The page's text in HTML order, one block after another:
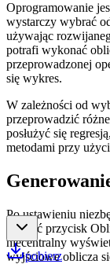
Oprogramowanie
wystarczy wybrać
używając
potrafi wykonać
przeprowadzonej
się wykres.
W zależności od
przeprowadzić
posłużyć się
metodami przy
Po ustawieniu
kliknąć przycisk
niecentralny
wyjściowe oblicza
pobierz